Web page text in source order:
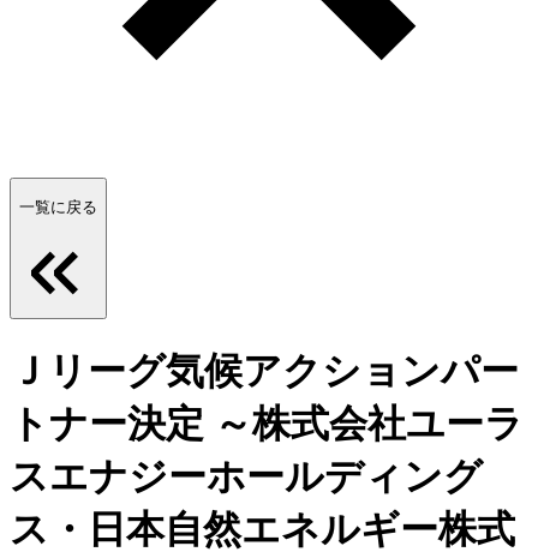
一覧に戻る
Ｊリーグ気候アクションパー
トナー決定 ～株式会社ユーラ
スエナジーホールディング
ス・日本自然エネルギー株式